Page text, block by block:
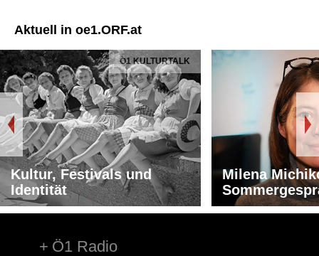
Aktuell in oe1.ORF.at
Ö1 KULTURTALK
Kultur, Festivals und
Identität
Milena
Ö1 Radio